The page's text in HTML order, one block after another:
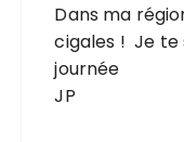
Dans ma
cigales ! Je te
journée
JP